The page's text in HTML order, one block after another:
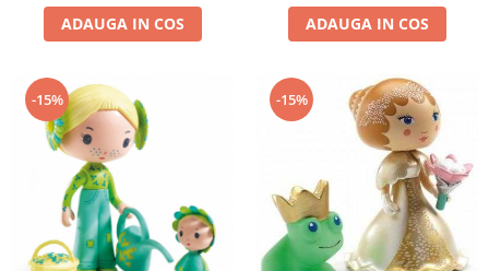
ADAUGA IN COS ADAUGA IN COS
-15% -15%